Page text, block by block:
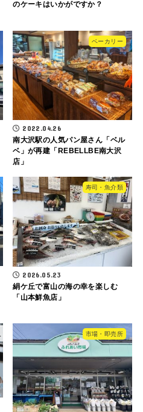
のケーキはいかがですか？
ベーカリー
2022.04.26
南大沢駅の人気パン屋さん「ベル
ベ」が再建「REBELLBE南大沢
店」
寿司・魚介類
2026.05.23
絹ケ丘で富山の海の幸を楽しむ
「山本鮮魚店」
市場・即売所